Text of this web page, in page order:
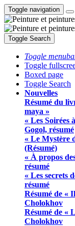
Toggle navigation
Toggle Search
Toggle
Toggle
Boxed page
Toggle Search
Nouvelles
Résumé du
maya »
« Les Soirées
Gogol, résumé
« Le Mystère
(Résumé)
« À propos
résumé
« Les secrets
résumé
Résumé de «
Cholokhov
Résumé de «
Cholokhov